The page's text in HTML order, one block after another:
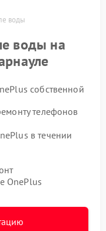
воды
воды на
собственной
телефонов
в течении
OnePlus